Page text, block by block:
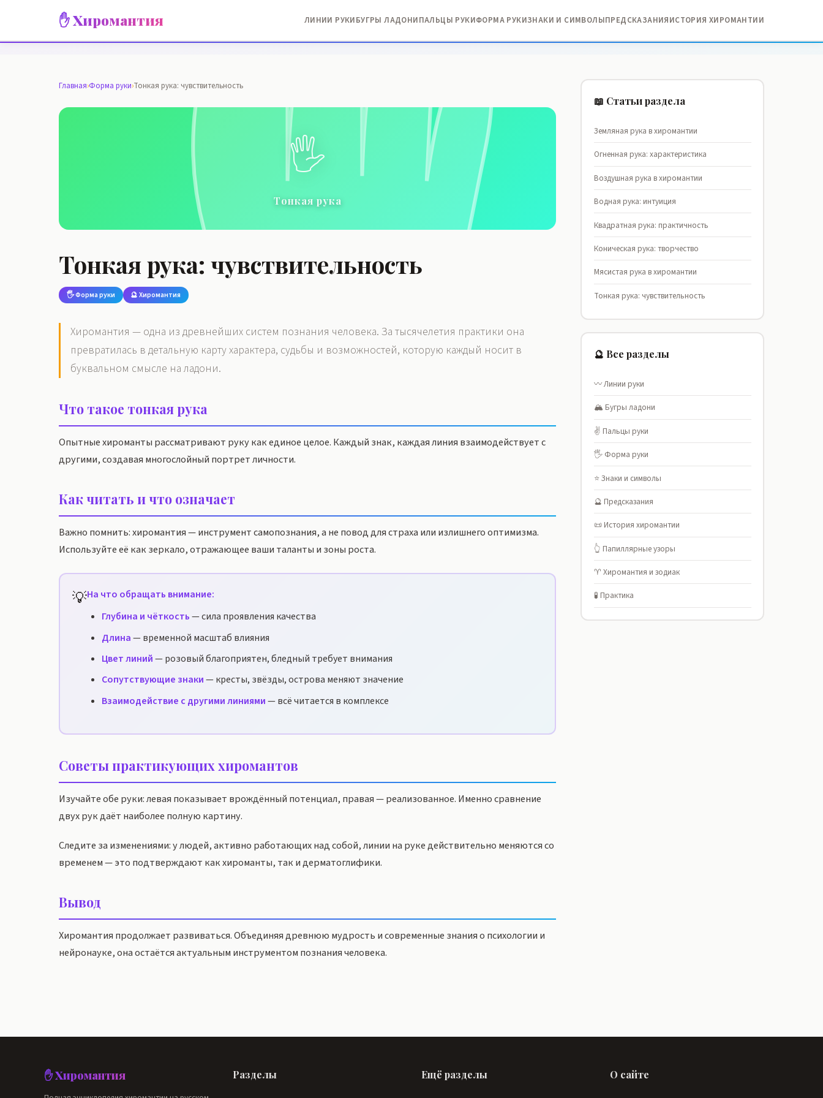
✋ Хиромантия ЛИНИИ РУКИБУГРЫ ЛАДОНИПАЛЬЦЫ РУКИФОРМА РУКИЗНАКИ И СИМВОЛЫПРЕДСКАЗАНИЯИСТОРИЯ ХИРОМАНТИИ
Главная›Форма руки›Тонкая рука: чувствительность
🖐️
Тонкая рука
Тонкая рука: чувствительность
🖐️ Форма руки 🔮 Хиромантия
Хиромантия — одна из древнейших систем познания человека. За тысячелетия практики она
превратилась в детальную карту характера, судьбы и возможностей, которую каждый носит в
буквальном смысле на ладони.
Что такое тонкая рука
Опытные хироманты рассматривают руку как единое целое. Каждый знак, каждая линия взаимодействует с
другими, создавая многослойный портрет личности.
Как читать и что означает
Важно помнить: хиромантия — инструмент самопознания, а не повод для страха или излишнего оптимизма.
Используйте её как зеркало, отражающее ваши таланты и зоны роста.
💡На что обращать внимание:
Глубина и чёткость— сила проявления качества
Длина— временной масштаб влияния
Цвет линий— розовый благоприятен, бледный требует внимания
Сопутствующие знаки— кресты, звёзды, острова меняют значение
Взаимодействие с другими линиями— всё читается в комплексе
Советы практикующих хиромантов
Изучайте обе руки: левая показывает врождённый потенциал, правая — реализованное. Именно сравнение
двух рук даёт наиболее полную картину.
Следите за изменениями: у людей, активно работающих над собой, линии на руке действительно меняются со
временем — это подтверждают как хироманты, так и дерматоглифики.
Вывод
Хиромантия продолжает развиваться. Объединяя древнюю мудрость и современные знания о психологии и
нейронауке, она остаётся актуальным инструментом познания человека.
📖 Статьи раздела
Земляная рука в хиромантии
Огненная рука: характеристика
Воздушная рука в хиромантии
Водная рука: интуиция
Квадратная рука: практичность
Коническая рука: творчество
Мясистая рука в хиромантии
Тонкая рука: чувствительность
🔮 Все разделы
〰️ Линии руки
🏔️ Бугры ладони
✌️ Пальцы руки
🖐️ Форма руки
⭐ Знаки и символы
🔮 Предсказания
📜 История хиромантии
👆 Папиллярные узоры
♈ Хиромантия и зодиак
🧪 Практика
✋ Хиромантия Разделы Ещё разделы О сайте